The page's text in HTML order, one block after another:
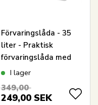
Förvaringslåda - 35
liter - Praktisk
förvaringslåda med
tättslutande lock -
plastlåda
I lager
349,00
249,00 SEK